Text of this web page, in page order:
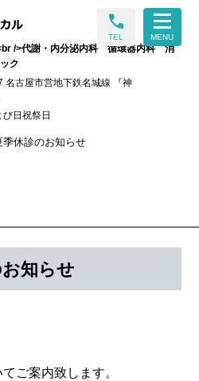
/>代謝・内分泌内科 循環器内科 消
ク
call
TEL MENU
名古屋市営地下鉄名城線 『神
日祝祭日
季休診のお知らせ
知らせ
ご案内致します。